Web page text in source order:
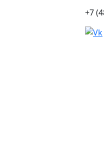
+7